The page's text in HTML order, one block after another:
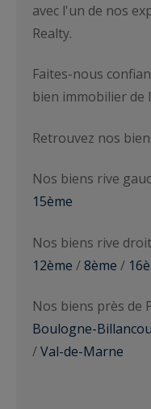
avec l'un de nos
Realty.
Faites-nous
bien immobilier de
Retrouvez nos
Nos biens rive
15ème
Nos biens rive
12ème /8ème /
Nos biens près de
Boulogne-
/Val-de-Marne